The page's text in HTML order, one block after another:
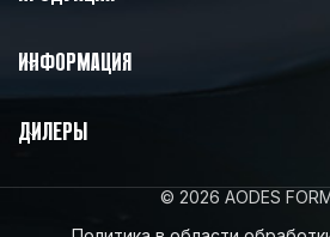
ИНФОРМАЦИЯ
ДИЛЕРЫ
© 2026 AODES